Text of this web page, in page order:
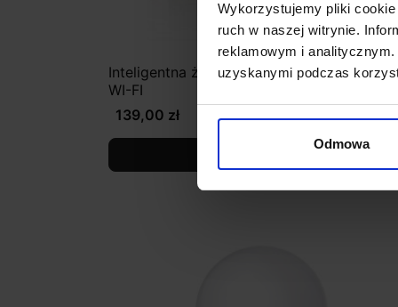
Wykorzystujemy pliki
ruch w naszej witrynie.
reklamowym i
uzyskanymi podczas
Odmowa
Inteligentna żarówka LED 8W RGB+CCT
WI-FI
139,00 zł